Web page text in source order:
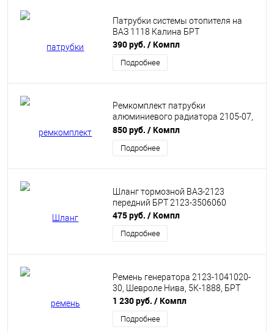
Патрубки системы отопителя на
ВАЗ 1118 Калина БРТ
390 руб. / Компл
Подробнее
Ремкомплект патрубки
алюминиевого радиатора 2105-07,
БРТ
850 руб. / Компл
Подробнее
Шланг тормозной ВАЗ-2123
передний БРТ 2123-3506060
475 руб. / Компл
Подробнее
Ремень генератора 2123-1041020-
30, Шевроле Нива, 5К-1888, БРТ
1 230 руб. / Компл
Подробнее